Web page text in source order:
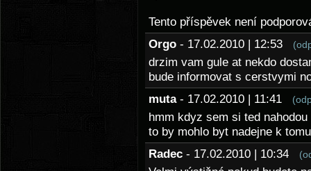
Tento příspěvek není
Orgo - 17.02.2010 | 12:53
drzim vam gule at nekdo
bude informovat s cerstvymi
muta - 17.02.2010 | 11:41
hmm kdyz sem si ted
to by mohlo byt nadejne k
Radec - 17.02.2010 | 10:34